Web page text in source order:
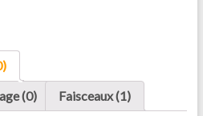
(0)
Faisceaux (1)